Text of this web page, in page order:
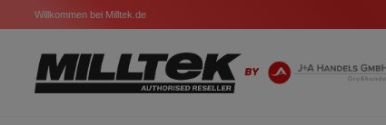
Willkommen bei Milltek.de